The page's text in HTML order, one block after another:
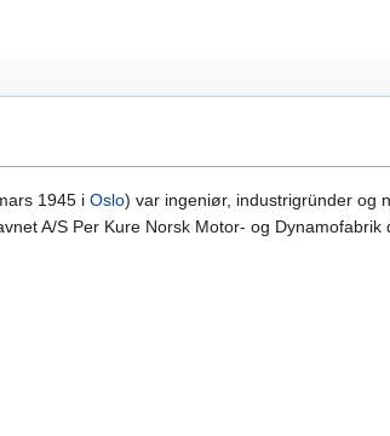
1945 i Oslo) var ingeniør, industrigründer og
A/S Per Kure Norsk Motor- og Dynamofabrik